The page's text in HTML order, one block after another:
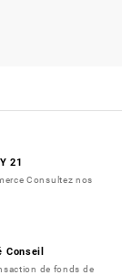
21
Consultez nos
Conseil
de fonds de